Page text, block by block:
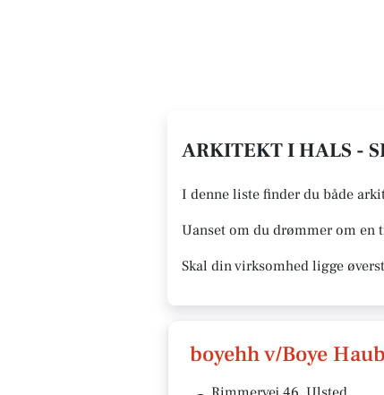
ARKITEKT I HALS -
I denne liste finder du både
Uanset om du drømmer om en
Skal din virksomhed ligge
boyehh v/Boye